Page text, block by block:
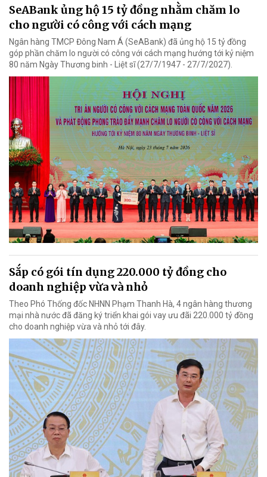
SeABank ủng hộ 15 tỷ đồng nhằm chăm lo
cho người có công với cách mạng
Ngân hàng TMCP Đông Nam Á (SeABank) đã ủng hộ 15 tỷ đồng
góp phần chăm lo người có công với cách mạng hướng tới kỷ niệm
80 năm Ngày Thương binh - Liệt sĩ (27/7/1947 - 27/7/2027).
Sắp có gói tín dụng 220.000 tỷ đồng cho
doanh nghiệp vừa và nhỏ
Theo Phó Thống đốc NHNN Phạm Thanh Hà, 4 ngân hàng thương
mại nhà nước đã đăng ký triển khai gói vay ưu đãi 220.000 tỷ đồng
cho doanh nghiệp vừa và nhỏ tới đây.